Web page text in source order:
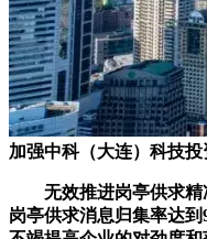
加强中科（大连）科技投
无效推进岗亭供求精
岗亭供求消息归集率达到